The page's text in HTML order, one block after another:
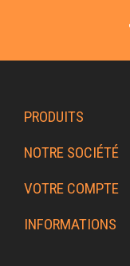
PRODUITS
NOTRE SOCIÉTÉ
VOTRE COMPTE
INFORMATIONS